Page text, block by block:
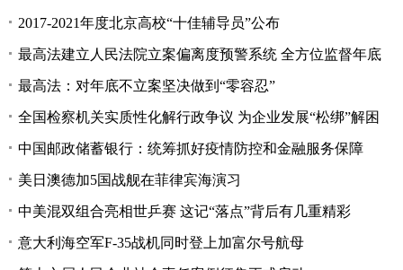
2017-2021年度北京高校“十佳辅导员”公布
最高法建立人民法院立案偏离度预警系统 全方位监督年底
最高法：对年底不立案坚决做到“零容忍”
全国检察机关实质性化解行政争议 为企业发展“松绑”解困
中国邮政储蓄银行：统筹抓好疫情防控和金融服务保障
美日澳德加5国战舰在菲律宾海演习
中美混双组合亮相世乒赛 这记“落点”背后有几重精彩
意大利海空军F-35战机同时登上加富尔号航母